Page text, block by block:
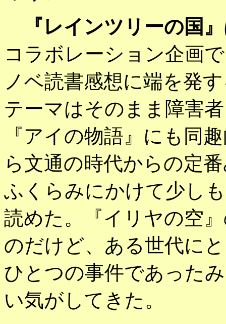
『レインツリーの国』
コラボレーション企画
ノベ読書感想に端を発
テーマはそのまま障害
『アイの物語』にも同
ら文通の時代からの定
ふくらみにかけて少し
読めた。『イリヤの空
のだけど、ある世代に
ひとつの事件であった
い気がしてきた。